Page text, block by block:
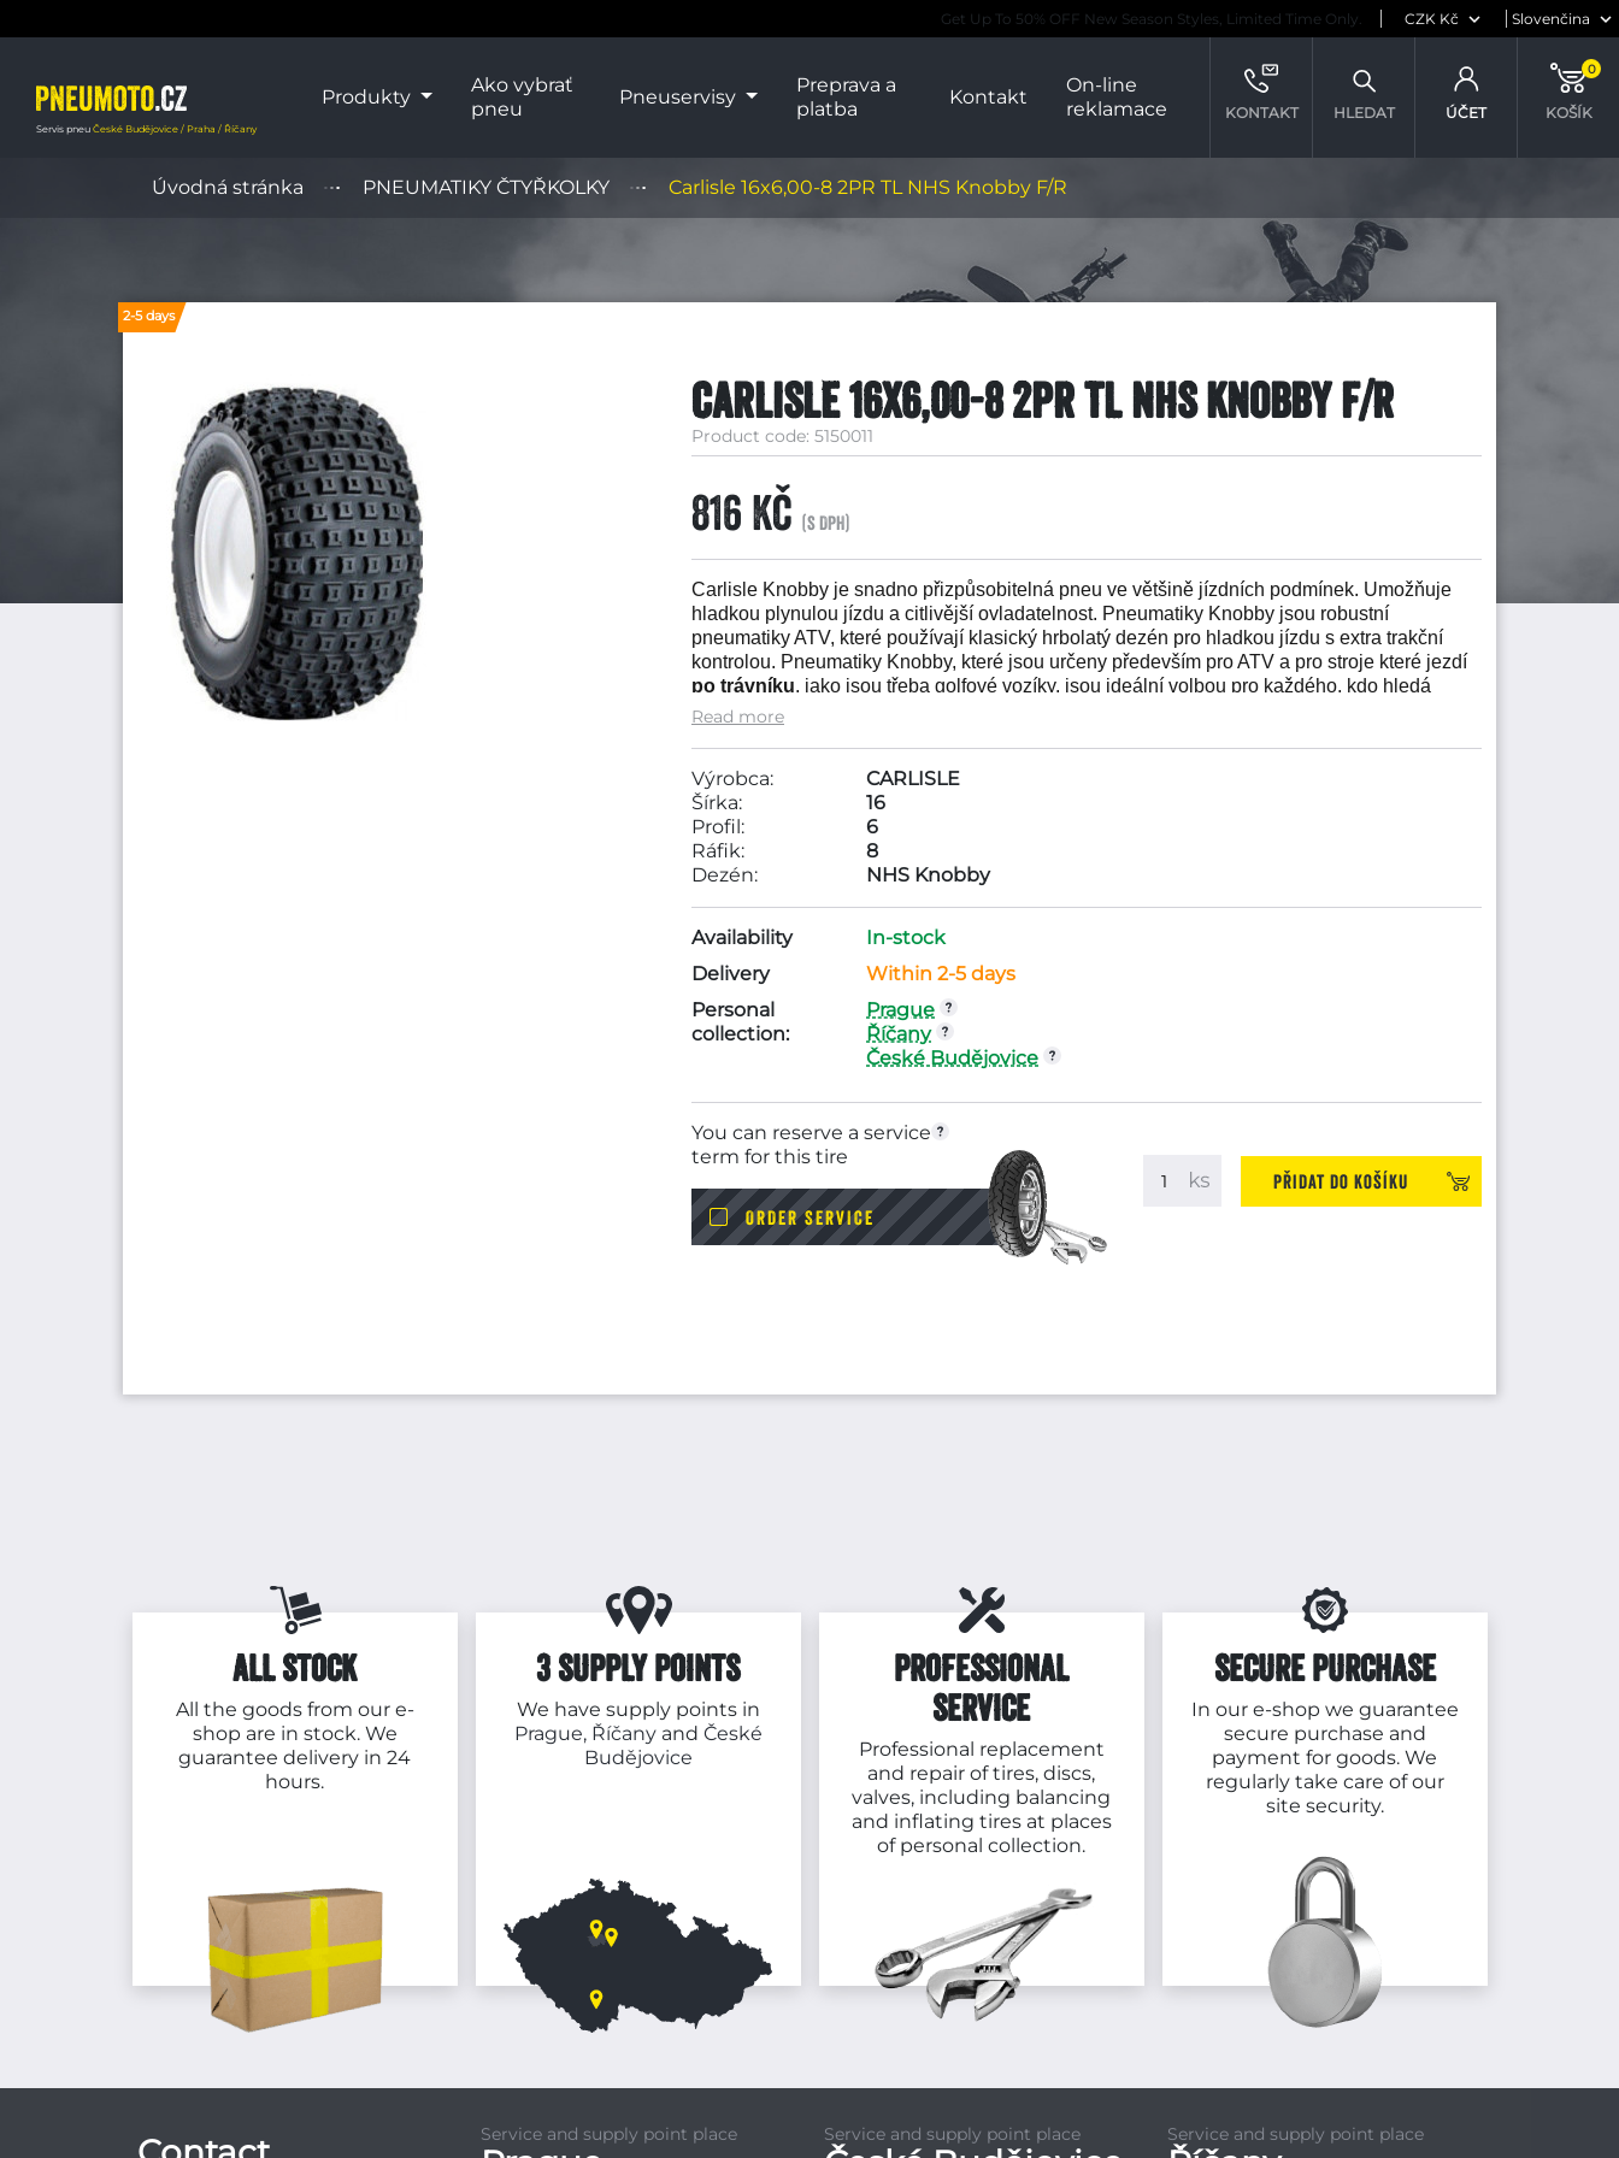
Get Up To 50% OFF New Season Styles, Limited Time Only.
Servis pneu České Budějovice / Praha / Říčany
Produkty
Ako vybrať
pneu
Pneuservisy
Preprava a
platba
Kontakt
On-line
reklamace
KONTAKT HLEDAT ÚČET KOŠÍK
0
Úvodná stránka PNEUMATIKY ČTYŘKOLKY Carlisle 16x6,00-8 2PR TL NHS Knobby F/R
2-5 days
Carlisle 16x6,00-8 2PR TL NHS Knobby F/R
Product code: 5150011
816 Kč (s DPH)
Carlisle Knobby je snadno přizpůsobitelná pneu ve většině jízdních podmínek. Umožňuje
hladkou plynulou jízdu a citlivější ovladatelnost. Pneumatiky Knobby jsou robustní
pneumatiky ATV, které používají klasický hrbolatý dezén pro hladkou jízdu s extra trakční
kontrolou. Pneumatiky Knobby, které jsou určeny především pro ATV a pro stroje které jezdí
po trávníku, jako jsou třeba golfové vozíky, jsou ideální volbou pro každého, kdo hledá
odolnost proti propíchnutí a skvělou trakci
Tire Carlisle 16x6,00-8 2PR TL NHS Knobby F/R falls into the price category to
1000€ . This tire is manufactured by company CARLISLE. Dimensions of tire are
ráfik - 8, dezén - NHS Knobby,
Read more
Výrobca:
CARLISLE
Šírka:
16
Profil:
6
Ráfik:
8
Dezén:
NHS Knobby
Availability
In-stock
Delivery
Within 2-5 days
Personal
collection:
Prague
Říčany
České Budějovice
You can reserve a service
term for this tire
ORDER SERVICE
Přidat do košíku
ALL STOCK
All the goods from our e-
shop are in stock. We
guarantee delivery in 24
hours.
3 SUPPLY POINTS
We have supply points in
Prague, Říčanyand České
Budějovice
PROFESSIONAL
SERVICE
Professional replacement
and repair of tires, discs,
valves, including balancing
and inflating tires at places
of personal collection.
SECURE PURCHASE
In our e-shop we guarantee
secure purchase and
payment for goods. We
regularly take care of our
site security.
Service and supply point place Service and supply point place Service and supply point place